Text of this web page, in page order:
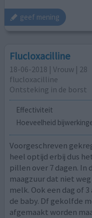
geef mening
Flucloxacilline
18-06-2018 | Vrouw | 28
flucloxacilline
Ontsteking in de borst
Effectiviteit
Hoeveelheid
Voorgeschreven
heel optijd erbij dus
pillen over 7 dagen. In
maagzuur dat niet
melk. Ook een dag of
de baby. Df gekolfde
afgemaakt worden